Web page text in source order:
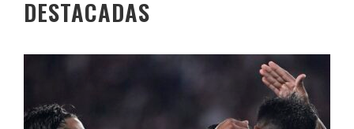
DESTACADAS